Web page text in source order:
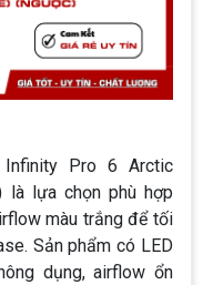
Infinity Pro 6 Arctic
là lựa chọn phù hợp
màu trắng để tối
Sản phẩm có LED
dụng, airflow ổn